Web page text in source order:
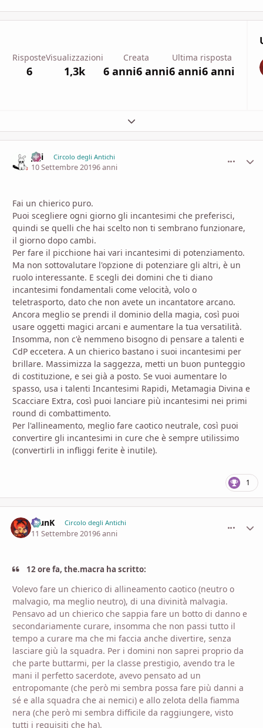
Risposte
6
Visualizzazioni
1,3k
Creata
6 anni6 anni
Ultima risposta
6 anni6 anni
Espandi panoramica del topic
Ji ji Circolo degli Antichi
10 Settembre 20196 anni
Fai un chierico puro.
Puoi scegliere ogni giorno gli incantesimi che preferisci,
quindi se quelli che hai scelto non ti sembrano funzionare,
il giorno dopo cambi.
Per fare il picchione hai vari incantesimi di potenziamento.
Ma non sottovalutare l'opzione di potenziare gli altri, è un
ruolo interessante. E scegli dei domini che ti diano
incantesimi fondamentali come velocità, volo o
teletrasporto, dato che non avete un incantatore arcano.
Ancora meglio se prendi il dominio della magia, così puoi
usare oggetti magici arcani e aumentare la tua versatilità.
Insomma, non c'è nemmeno bisogno di pensare a talenti e
CdP eccetera. A un chierico bastano i suoi incantesimi per
brillare. Massimizza la saggezza, metti un buon punteggio
di costituzione, e sei già a posto. Se vuoi aumentare lo
spasso, usa i talenti Incantesimi Rapidi, Metamagia Divina e
Scacciare Extra, così puoi lanciare più incantesimi nei primi
round di combattimento.
Per l'allineamento, meglio fare caotico neutrale, così puoi
convertire gli incantesimi in cure che è sempre utilissimo
(convertirli in infliggi ferite è inutile).
1
KlunK Circolo degli Antichi
11 Settembre 20196 anni
12 ore fa, the.macra ha scritto:
Volevo fare un chierico di allineamento caotico (neutro o
malvagio, ma meglio neutro), di una divinità malvagia.
Pensavo ad un chierico che sappia fare un botto di danno e
secondariamente curare, insomma che non passi tutto il
tempo a curare ma che mi faccia anche divertire, senza
lasciare giù la squadra. Per i domini non saprei proprio da
che parte buttarmi, per la classe prestigio, avendo tra le
mani il perfetto sacerdote, avevo pensato ad un
entropomante (che però mi sembra possa fare più danni a
sé e alla squadra che ai nemici) e allo zelota della fiamma
nera (che però mi sembra difficile da raggiungere, visto
tutti i requisiti che ha).